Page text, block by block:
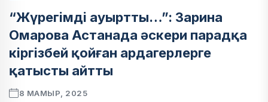
“Жүрегімді ауыртты…”: Зарина
Омарова Астанада әскери парадқа
кіргізбей қойған ардагерлерге
қатысты айтты
8 МАМЫР, 2025